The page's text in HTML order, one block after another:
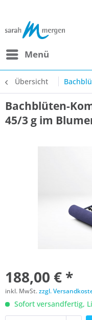
Menü
Übersicht
Bachblüten-
45/3 g im
188,00 € *
inkl. MwSt.zzgl.
Sofort versandfertig,